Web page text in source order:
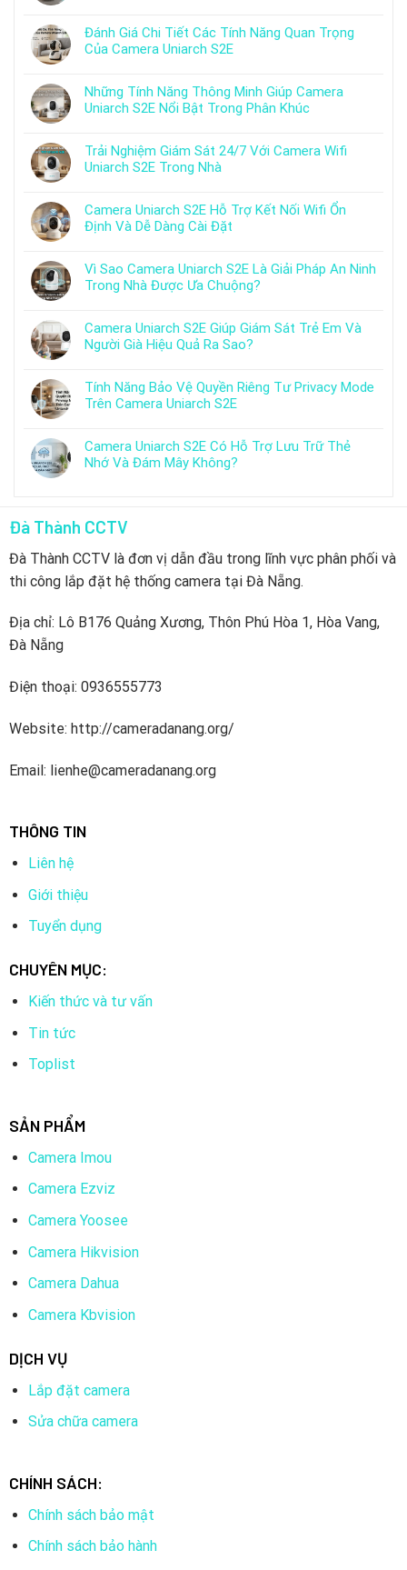
Đánh Giá Chi Tiết Các Tính Năng Quan Trọng
Của Camera Uniarch S2E
Những Tính Năng Thông Minh Giúp Camera
Uniarch S2E Nổi Bật Trong Phân Khúc
Trải Nghiệm Giám Sát 24/7 Với Camera Wifi
Uniarch S2E Trong Nhà
Camera Uniarch S2E Hỗ Trợ Kết Nối Wifi Ổn
Định Và Dễ Dàng Cài Đặt
Vì Sao Camera Uniarch S2E Là Giải Pháp An Ninh
Trong Nhà Được Ưa Chuộng?
Camera Uniarch S2E Giúp Giám Sát Trẻ Em Và
Người Già Hiệu Quả Ra Sao?
Tính Năng Bảo Vệ Quyền Riêng Tư Privacy Mode
Trên Camera Uniarch S2E
Camera Uniarch S2E Có Hỗ Trợ Lưu Trữ Thẻ
Nhớ Và Đám Mây Không?
Đà Thành CCTV
Đà Thành CCTV là đơn vị dẫn đầu trong lĩnh vực phân phối và
thi công lắp đặt hệ thống camera tại Đà Nẵng.
Địa chỉ: Lô B176 Quảng Xương, Thôn Phú Hòa 1, Hòa Vang,
Đà Nẵng
Điện thoại: 0936555773
Website: http://cameradanang.org/
Email: lienhe@cameradanang.org
THÔNG TIN
Liên hệ
Giới thiệu
Tuyển dụng
CHUYÊN MỤC:
Kiến thức và tư vấn
Tin tức
Toplist
SẢN PHẨM
Camera Imou
Camera Ezviz
Camera Yoosee
Camera Hikvision
Camera Dahua
Camera Kbvision
DỊCH VỤ
Lắp đặt camera
Sửa chữa camera
CHÍNH SÁCH:
Chính sách bảo mật
Chính sách bảo hành